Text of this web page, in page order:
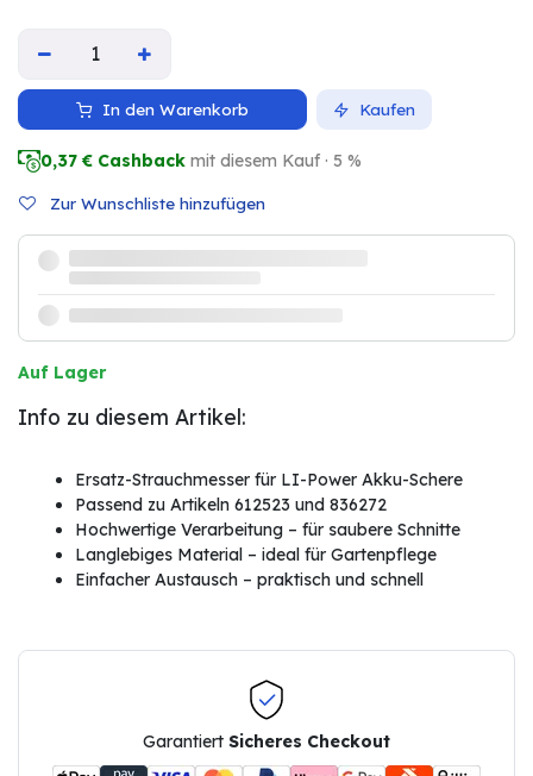
In den Warenkorb Kaufen
0,37 € Cashback mit diesem Kauf · 5 %
Zur Wunschliste hinzufügen
Auf Lager
Info zu diesem Artikel:
Ersatz-Strauchmesser für LI-Power Akku-Schere
Passend zu Artikeln 612523 und 836272
Hochwertige Verarbeitung – für saubere Schnitte
Langlebiges Material – ideal für Gartenpflege
Einfacher Austausch – praktisch und schnell
Garantiert Sicheres Checkout